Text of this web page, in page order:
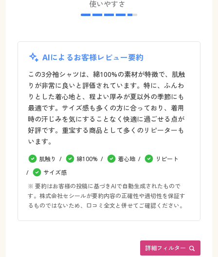
使いやすさ
AIによるお客様レビュー要約
この3分袖シャツは、綿100%の素材が特徴で、肌触
りが非常に良いと評価されています。特に、ふんわ
りとした着心地と、程よい厚みが夏以外の季節にも
最適です。サイズ感も多くの方に合っており、着用
時の汗じみを気にすることなく快適に過ごせる点が
好評です。重宝する商品として多くのリピーターも
います。
肌触り 綿100% 着心地
リピート
サイズ感
※ 要約はお客様の投稿に基づきAIで自動生成されたもので
す。株式会社セシールが要約内容の正確性や適切性を保証す
るものではないため、口コミ全文と併せてご確認ください。
詳細フィルター